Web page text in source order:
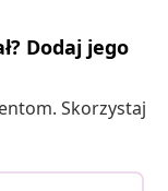
Dodaj jego
Skorzystaj